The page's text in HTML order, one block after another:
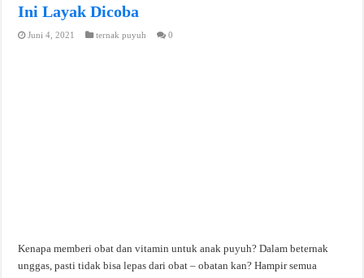
Ini Layak Dicoba
Juni 4, 2021 ternak puyuh 0
Kenapa memberi obat dan vitamin untuk anak puyuh? Dalam beternak
unggas, pasti tidak bisa lepas dari obat – obatan kan? Hampir semua